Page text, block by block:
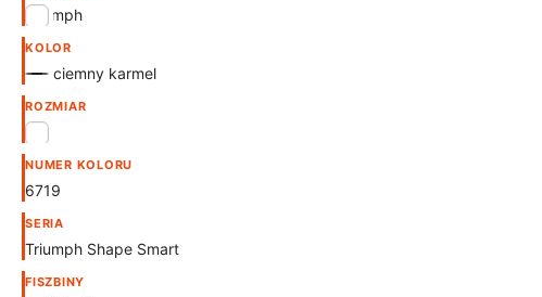
Triumph
KOLOR
ciemny karmel
ROZMIAR
M
NUMER KOLORU
6719
SERIA
Triumph Shape Smart
FISZBINY